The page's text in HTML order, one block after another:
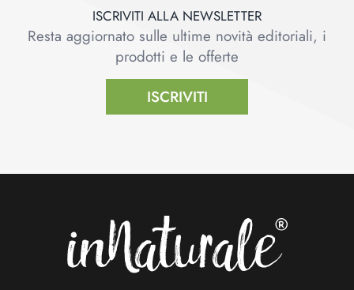
ISCRIVITI ALLA NEWSLETTER
Resta aggiornato sulle ultime novità editoriali, i
prodotti e le offerte
ISCRIVITI